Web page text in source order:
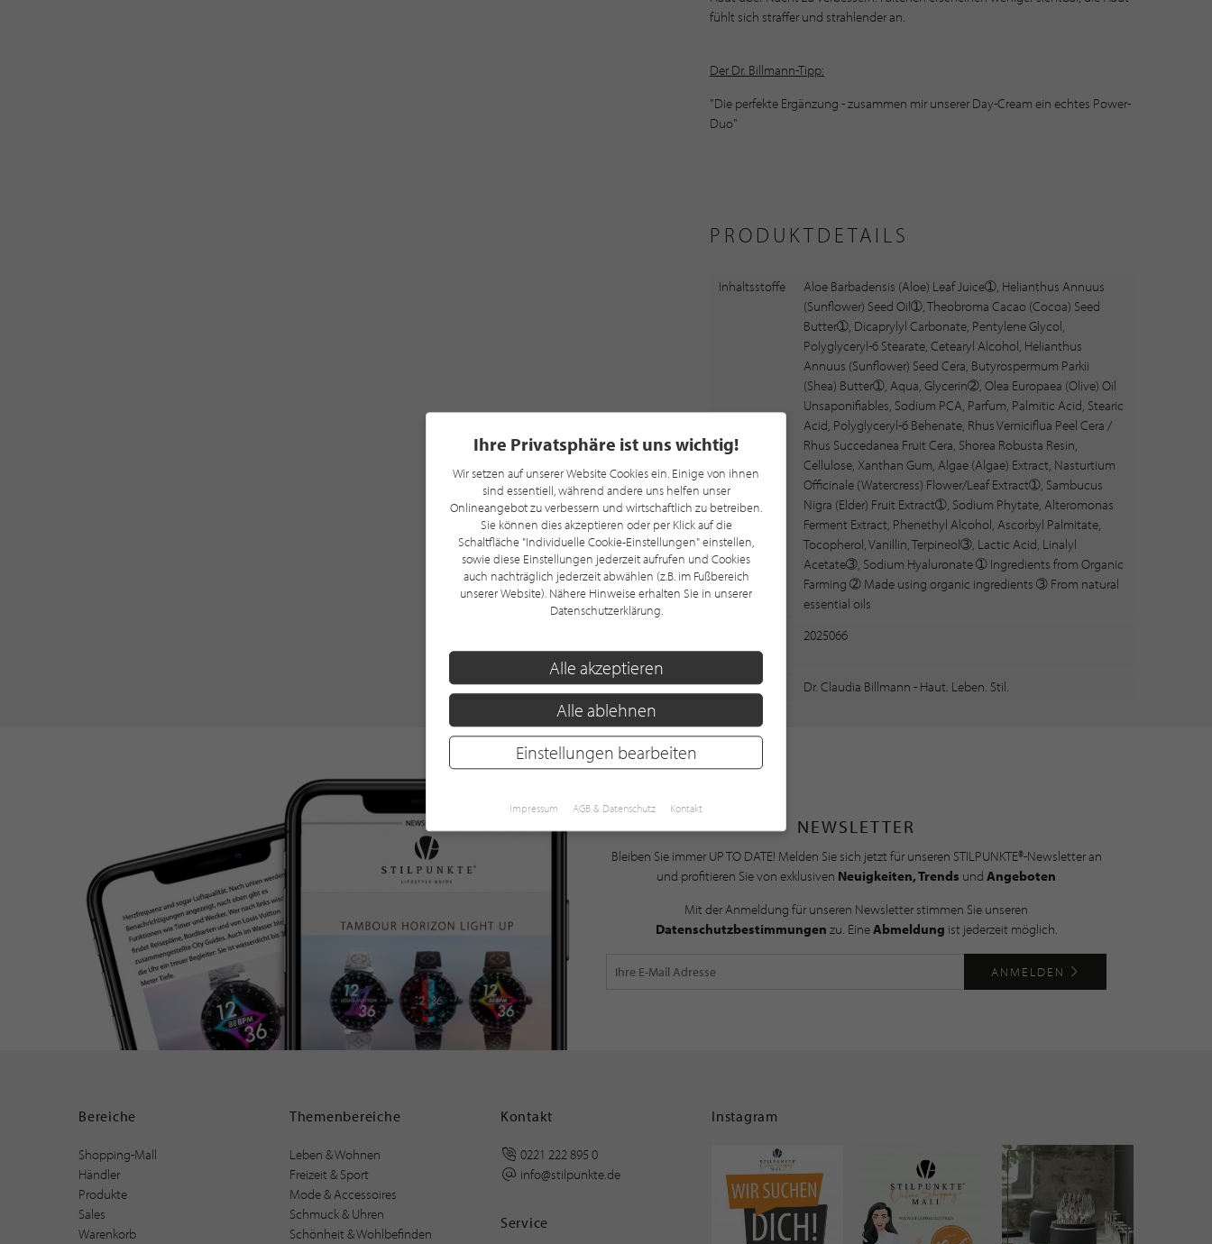
fühlt sich straffer und strahlender an.
Der Dr. Billmann-Tipp:
"Die perfekte Ergänzung - zusammen mir unserer Day-Cream ein echtes Power-
Duo"
PRODUKTDETAILS
Inhaltsstoffe
Aloe Barbadensis (Aloe) Leaf Juice➀, Helianthus Annuus
(Sunflower) Seed Oil➀, Theobroma Cacao (Cocoa) Seed
Butter➀, Dicaprylyl Carbonate, Pentylene Glycol,
Polyglyceryl-6 Stearate, Cetearyl Alcohol, Helianthus
Annuus (Sunflower) Seed Cera, Butyrospermum Parkii
(Shea) Butter➀, Aqua, Glycerin➁, Olea Europaea (Olive) Oil
Unsaponifiables, Sodium PCA, Parfum, Palmitic Acid, Stearic
Acid, Polyglyceryl-6 Behenate, Rhus Verniciflua Peel Cera /
Rhus Succedanea Fruit Cera, Shorea Robusta Resin,
Cellulose, Xanthan Gum, Algae (Algae) Extract, Nasturtium
Officinale (Watercress) Flower/Leaf Extract➀, Sambucus
Nigra (Elder) Fruit Extract➀, Sodium Phytate, Alteromonas
Ferment Extract, Phenethyl Alcohol, Ascorbyl Palmitate,
Tocopherol, Vanillin, Terpineol➂, Lactic Acid, Linalyl
Acetate➂, Sodium Hyaluronate ➀ Ingredients from Organic
Farming ➁ Made using organic ingredients ➂ From natural
essential oils
Nummer
2025066
Hersteller Dr. Claudia Billmann - Haut. Leben. Stil.
NEWSLETTER
Bleiben Sie immer UP TO DATE! Melden Sie sich jetzt für unseren STILPUNKTE®-Newsletter an
und profitieren Sie von exklusiven Neuigkeiten, Trends und Angeboten
Mit der Anmeldung für unseren Newsletter stimmen Sie unseren
Datenschutzbestimmungen zu. EineAbmeldung ist jederzeit möglich.
ANMELDEN
Bereiche
Shopping-Mall
Händler
Produkte
Sales
Warenkorb
Themenbereiche
Leben & Wohnen
Freizeit & Sport
Mode & Accessoires
Schmuck & Uhren
Schönheit & Wohlbefinden
Kontakt
0221 222 895 0
info@stilpunkte.de
Service
Instagram
Ihre Privatsphäre ist uns wichtig!
Wir setzen auf unserer Website Cookies ein. Einige von ihnen
sind essentiell, während andere uns helfen unser
Onlineangebot zu verbessern und wirtschaftlich zu betreiben.
Sie können dies akzeptieren oder per Klick auf die
Schaltfläche "Individuelle Cookie-Einstellungen" einstellen,
sowie diese Einstellungen jederzeit aufrufen und Cookies
auch nachträglich jederzeit abwählen (z.B. im Fußbereich
unserer Website). Nähere Hinweise erhalten Sie in unserer
Datenschutzerklärung.
Alle akzeptieren
Alle ablehnen
Einstellungen bearbeiten
Impressum AGB & Datenschutz Kontakt